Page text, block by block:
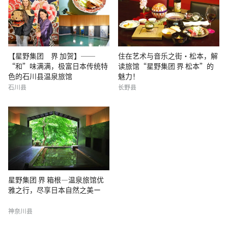
【星野集团 界 加贺】──
“和”味满满，极富日本传统特
色的石川县温泉旅馆
石川县
住在艺术与音乐之街・松本，解
读旅馆“星野集团 界 松本”的
魅力！
长野县
星野集团 界 箱根―温泉旅馆优
雅之行，尽享日本自然之美ー
神奈川县